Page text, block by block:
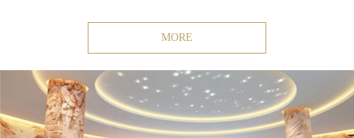
MORE